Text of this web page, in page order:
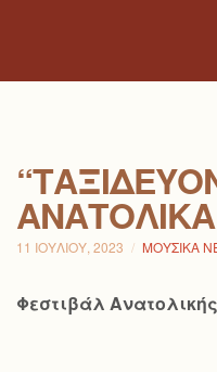
11 ΙΟΥΛΊΟΥ, 2023 ΜΟΥΣΙΚΆ
Φεστιβάλ